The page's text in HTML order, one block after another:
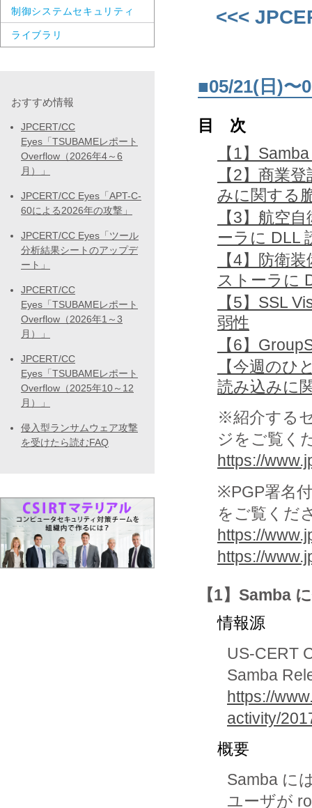
<<<
■05/21(日)〜
目 次
【1】
【2】商業
みに関する
【3】航空
ーラに DLL
【4】防衛
ストーラに
【5】SSL
弱性
【6】
【今週のひ
読み込みに
※紹介する
ジをご覧く
https://
※PGP署名
をご覧くだ
https://
https://
【1】Samba
情報源
US-CERT
Samba
https://
activity/
概要
Samba に
ユーザが
制御システムセキュリティ
ライブラリ
おすすめ情報
JPCERT/CC
Eyes「TSUBAMEレポート
Overflow（2026年4～6
月）」
JPCERT/CC Eyes「APT-C-
60による2026年の攻撃」
JPCERT/CC Eyes「ツール
分析結果シートのアップデ
ート」
JPCERT/CC
Eyes「TSUBAMEレポート
Overflow（2026年1～3
月）」
JPCERT/CC
Eyes「TSUBAMEレポート
Overflow（2025年10～12
月）」
侵入型ランサムウェア攻撃
を受けたら読むFAQ